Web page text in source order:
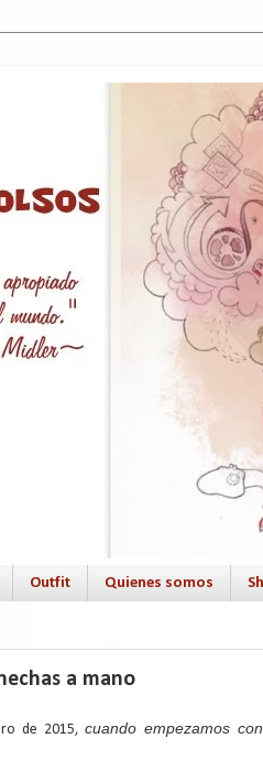
Outfit Quienes somos
a mano
de 2015, cuando empezamos